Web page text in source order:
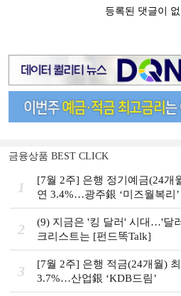
금융상품 BEST CLICK
1
[7월 2주] 은행 정기예금(24개
연 3.4%…광주銀 ‘미즈월복리’
2
(9) 지금은 '킹 달러' 시대…'달
크리스트는 [펀드똑Talk]
3
[7월 2주] 은행 적금(24개월)
3.7%…산업銀 ‘KDB드림’